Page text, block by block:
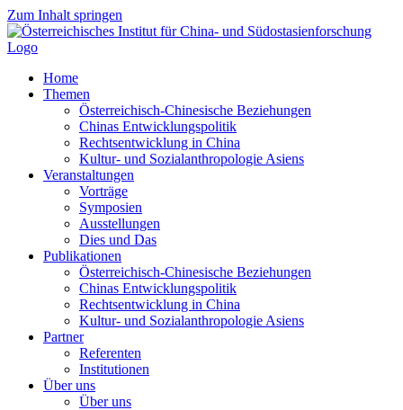
Zum Inhalt springen
Home
Themen
Österreichisch-Chinesische Beziehungen
Chinas Entwicklungspolitik
Rechtsentwicklung in China
Kultur- und Sozialanthropologie Asiens
Veranstaltungen
Vorträge
Symposien
Ausstellungen
Dies und Das
Publikationen
Österreichisch-Chinesische Beziehungen
Chinas Entwicklungspolitik
Rechtsentwicklung in China
Kultur- und Sozialanthropologie Asiens
Partner
Referenten
Institutionen
Über uns
Über uns